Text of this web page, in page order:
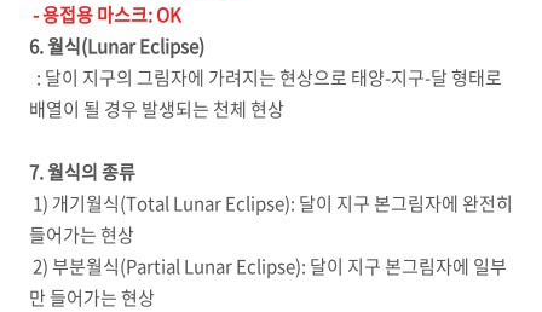
- 용접용 마스크: OK
6. 월식(Lunar Eclipse)
: 달이 지구의 그림자에 가려지는 현상으로 태양-지구-달 형태로
배열이 될 경우 발생되는 천체 현상
7. 월식의 종류
1) 개기월식(Total Lunar Eclipse): 달이 지구 본그림자에 완전히
들어가는 현상
2) 부분월식(Partial Lunar Eclipse): 달이 지구 본그림자에 일부
만 들어가는 현상